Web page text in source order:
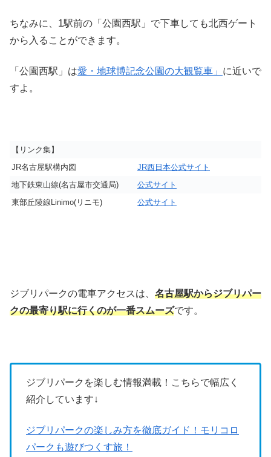
ちなみに、1駅前の「公園西駅」で下車しても北西ゲート
から入ることができます。
「公園西駅」は愛・地球博記念公園の大観覧車」 に近いで
すよ。
【リンク集】
JR名古屋駅構内図
JR西日本公式サイト
地下鉄東山線(名古屋市交通局)
公式サイト
東部丘陵線Linimo(リニモ)
公式サイト
ジブリパークの電車アクセスは、 名古屋駅からジブリパー
クの最寄り駅に行くのが一番スムーズです。
ジブリパークを楽しむ情報満載！こちらで幅広く
紹介しています↓
ジブリパークの楽しみ方を徹底ガイド！モリコロ
パークも遊びつくす旅！